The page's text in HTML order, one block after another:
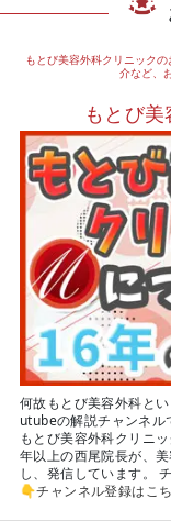
もとび美容外科クリニック
介など、
もとび
何故もとび美容外科と
utubeの解説チャンネル
もとび美容外科クリニ
年以上の西尾院長が、
し、発信しています。
👇チャンネル登録はこ